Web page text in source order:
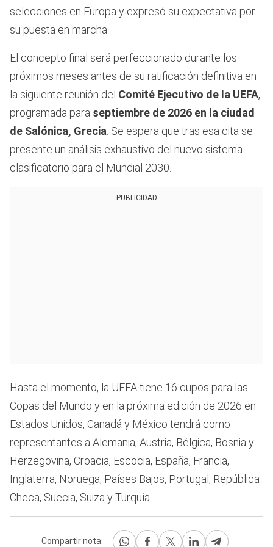
selecciones en Europa y expresó su expectativa por
su puesta en marcha.
El concepto final será perfeccionado durante los
próximos meses antes de su ratificación definitiva en
la siguiente reunión del Comité Ejecutivo de la UEFA,
programada para septiembre de 2026 en la ciudad
de Salónica, Grecia . Se espera que tras esa cita se
presente un análisis exhaustivo del nuevo sistema
clasificatorio para el Mundial 2030.
PUBLICIDAD
Hasta el momento, la UEFA tiene 16 cupos para las
Copas del Mundo y en la próxima edición de 2026 en
Estados Unidos, Canadá y México tendrá como
representantes a Alemania, Austria, Bélgica, Bosnia y
Herzegovina, Croacia, Escocia, España, Francia,
Inglaterra, Noruega, Países Bajos, Portugal, República
Checa, Suecia, Suiza y Turquía.
Compartir nota: